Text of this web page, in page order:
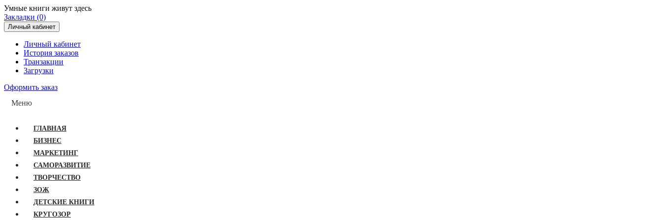
Умные книги живут здесь
Закладки (0)
Личный кабинет
Личный кабинет
История заказов
Транзакции
Загрузки
Оформить заказ
Меню
ГЛАВНАЯ
БИЗНЕС
МАРКЕТИНГ
САМОРАЗВИТИЕ
ТВОРЧЕСТВО
ЗОЖ
ДЕТСКИЕ КНИГИ
КРУГОЗОР